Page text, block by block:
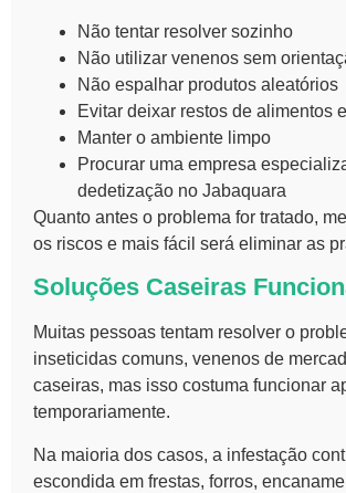
Não tentar resolver sozinho
Não utilizar venenos sem
Não espalhar produtos aleatórios
Evitar deixar restos de alimentos
Manter o ambiente limpo
Procurar uma empresa
dedetização no Jabaquara
Quanto antes o problema for tratado,
os riscos e mais fácil será eliminar as
Soluções Caseiras
Muitas pessoas tentam resolver o
inseticidas comuns, venenos de
caseiras, mas isso costuma funcionar
temporariamente.
Na maioria dos casos, a infestação
escondida em frestas, forros,